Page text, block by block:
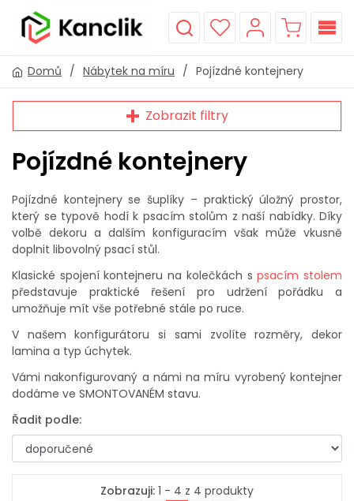
Domů / Nábytek na míru / Pojízdné kontejnery
Pojízdné kontejnery
Pojízdné kontejnery se šuplíky – praktický úložný prostor,
který se typově hodí k psacím stolům z naší nabídky. Díky
volbě dekoru a dalším konfiguracím však může vkusně
doplnit libovolný psací stůl.
Klasické spojení kontejneru na kolečkách spsacím stolem
představuje praktické řešení pro udržení pořádku a
umožňuje mít vše potřebné stále po ruce.
V našem konfigurátoru si sami zvolíte rozměry, dekor
lamina a typ úchytek.
Vámi nakonfigurovaný a námi na míru vyrobený kontejner
dodáme ve SMONTOVANÉM stavu.
Řadit podle:
Zobrazuji: 1 - 4 z 4 produkty
Zobrazit filtry